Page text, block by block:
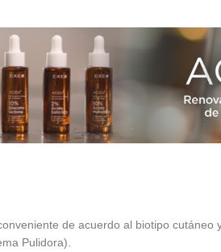
de acuerdo al biotipo cutáneo
Pulidora).